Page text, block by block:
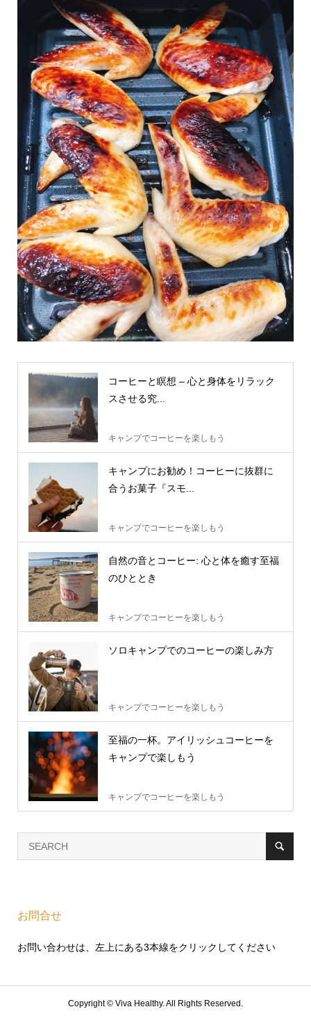
コーヒーと瞑想 – 心と身体をリラック
スさせる究...
キャンプでコーヒーを楽しもう
キャンプにお勧め！コーヒーに抜群に
合うお菓子『スモ...
キャンプでコーヒーを楽しもう
自然の音とコーヒー: 心と体を癒す至福
のひととき
キャンプでコーヒーを楽しもう
ソロキャンプでのコーヒーの楽しみ方
キャンプでコーヒーを楽しもう
至福の一杯。アイリッシュコーヒーを
キャンプで楽しもう
キャンプでコーヒーを楽しもう
お問合せ
お問い合わせは、左上にある3本線をクリックしてください
Copyright © Viva Healthy. All Rights Reserved.